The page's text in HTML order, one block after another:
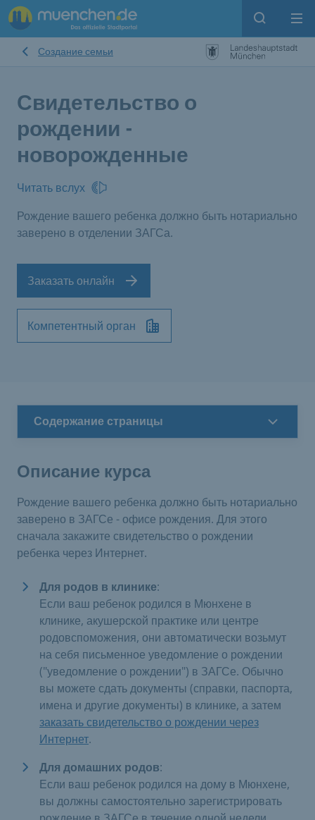
Open
Создание семьи
Свидетельство о
рождении -
новорожденные
Читать вслух
Рождение вашего ребенка должно быть нотариально
заверено в отделении ЗАГСа.
Заказать онлайн
Компетентный орган
Содержание страницы
Описание курса
Рождение вашего ребенка должно быть нотариально
заверено в ЗАГСе - офисе рождения. Для этого
сначала закажите свидетельство о рождении
ребенка через Интернет.
Для родов в клинике:
Если ваш ребенок родился в Мюнхене в
клинике, акушерской практике или центре
родовспоможения, они автоматически возьмут
на себя письменное уведомление о рождении
("уведомление о рождении") в ЗАГСе. Обычно
вы можете сдать документы (справки, паспорта,
имена и другие документы) в клинике, а затем
заказать свидетельство о рождении через
Интернет.
Для домашних родов:
Если ваш ребенок родился на дому в Мюнхене,
вы должны самостоятельно зарегистрировать